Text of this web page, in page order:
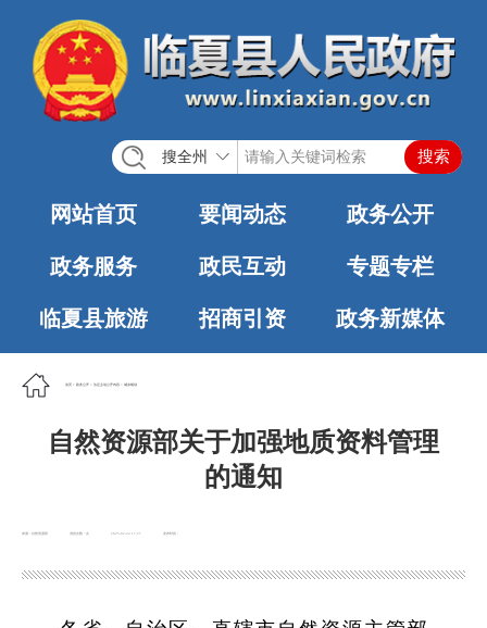
搜全州
网站首页 要闻动态 政务公开
政务服务 政民互动 专题专栏
临夏县旅游 招商引资 政务新媒体
首页 政务公开 法定主动公开内容 城乡规划
自然资源部关于加强地质资料管理
的通知
来源：自然资源部 浏览次数： 发布时间：
2025-02-24 17:27